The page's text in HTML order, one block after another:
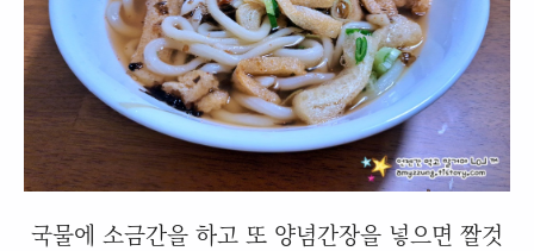
국물에 소금간을 하고 또 양념간장을 넣으면 짤것